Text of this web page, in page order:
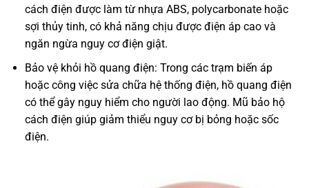
cách điện được làm từ nhựa ABS, polycarbonate hoặc
sợi thủy tinh, có khả năng chịu được điện áp cao và
ngăn ngừa nguy cơ điện giật.
Bảo vệ khỏi hồ quang điện: Trong các trạm biến áp
hoặc công việc sửa chữa hệ thống điện, hồ quang điện
có thể gây nguy hiểm cho người lao động. Mũ bảo hộ
cách điện giúp giảm thiểu nguy cơ bị bỏng hoặc sốc
điện.